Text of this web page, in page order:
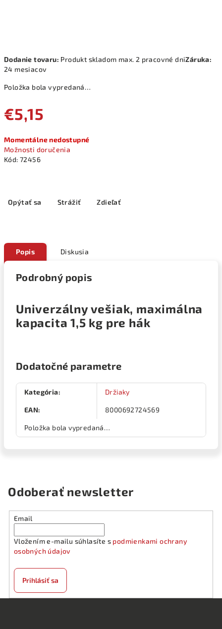
Dodanie tovaru: Produkt skladom max. 2 pracovné dniZáruka:
24 mesiacov
Položka bola vypredaná…
€5,15
cena:
Momentálne nedostupné
Možnosti doručenia
Kód: 72456
Opýtať sa Strážiť Zdieľať
Popis Diskusia
Podrobný popis
Univerzálny vešiak, maximálna
kapacita 1,5 kg pre hák
Dodatočné parametre
Kategória: Držiaky
EAN: 8000692724569
Položka bola vypredaná…
Odoberať newsletter
Email
Vložením e-mailu súhlasíte s podmienkami ochrany
osobných údajov
Prihlásiť sa